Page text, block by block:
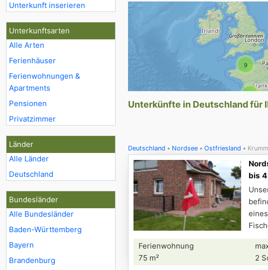
Unterkunft inserieren
Unterkunftsarten
Alle Arten
Ferienhäuser
Ferienwohnungen &
Apartments
Pensionen
Privatzimmer
Länder
Alle Länder
Deutschland
Bundesländer
Alle Bundesländer
Baden-Württemberg
Bayern
Brandenburg
2
9
Unterkünfte in Deutschland für
Deutschland Nordsee Ostfriesland
bis
Ferienwohnung
75 m²
2